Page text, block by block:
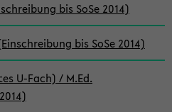
bis SoSe 2014)
bis SoSe 2014)
U-Fach) / M.Ed.